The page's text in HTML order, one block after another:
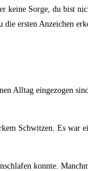
keine Sorge, du bist
ersten Anzeichen
Alltag eingezogen
Schwitzen. Es war
konnte.